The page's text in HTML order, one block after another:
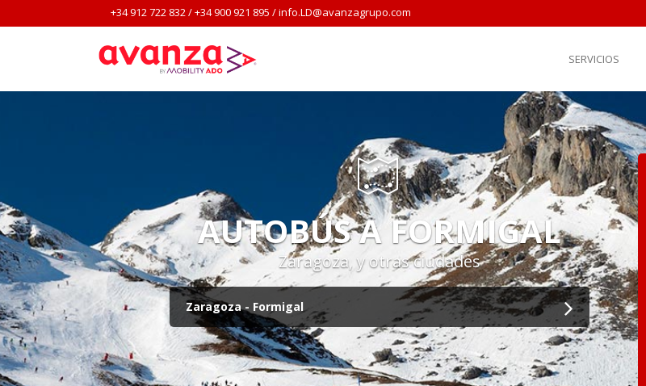
+34 912 722 832/+34 900 921 895 /info.LD@avanzagrupo.com
SERVICIOS
AUTOBÚS A FORMIGAL
Zaragoza, y otras ciudades
Zaragoza - Formigal